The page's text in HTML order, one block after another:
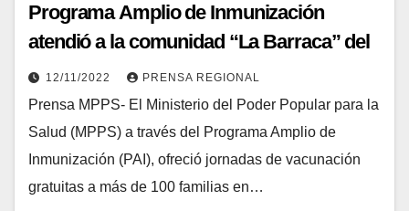
Programa Amplio de Inmunización
atendió a la comunidad “La Barraca” del
estado Carabobo
12/11/2022 PRENSA REGIONAL
Prensa MPPS- El Ministerio del Poder Popular para la
Salud (MPPS) a través del Programa Amplio de
Inmunización (PAI), ofreció jornadas de vacunación
gratuitas a más de 100 familias en…